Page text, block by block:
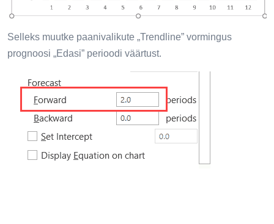
Selleks muutke paanivalikute „Trendline” vormingus
prognoosi „Edasi” perioodi väärtust.